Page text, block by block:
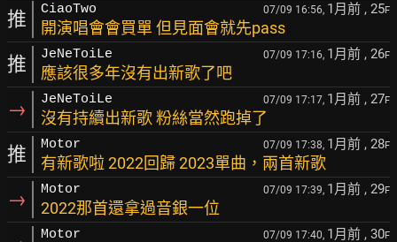
推 CiaoTwo 07/09 16:56, 1月前 , 25F
開演唱會會買單 但見面會就先pass
推 JeNeToiLe 07/09 17:16, 1月前 , 26F
應該很多年沒有出新歌了吧
→ JeNeToiLe 07/09 17:17, 1月前 , 27F
沒有持續出新歌 粉絲當然跑掉了
推 Motor 07/09 17:38, 1月前 , 28F
有新歌啦 2022回歸 2023單曲，兩首新歌
→ Motor 07/09 17:39, 1月前 , 29F
2022那首還拿過音銀一位
Motor 07/09 17:40, 1月前 , 30F